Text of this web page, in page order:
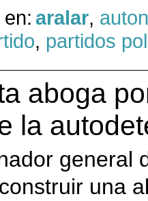
aralar,
, partidos
aboga
la
general
una